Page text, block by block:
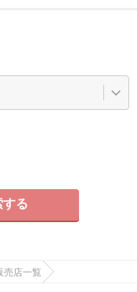
する
売店一覧